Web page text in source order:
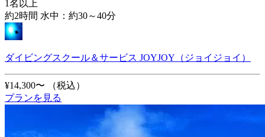
1名以上
約2時間 水中：約30～40分
ダイビングスクール＆サービス JOYJOY（ジョイジョイ）
¥14,300〜
（税込）
プランを見る